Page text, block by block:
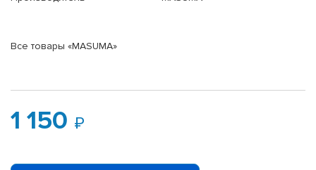
Все товары «MASUMA»
1 150